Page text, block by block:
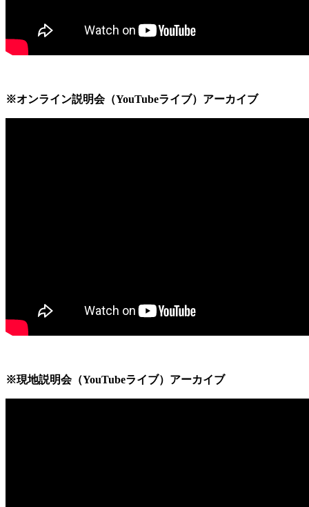
※オンライン説明会（YouTubeライブ）アーカイブ
※現地説明会（YouTubeライブ）アーカイブ